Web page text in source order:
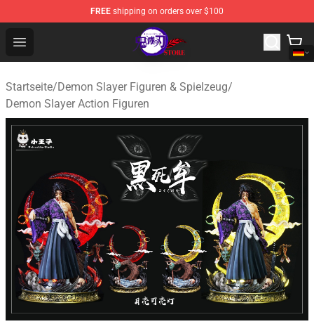
FREE shipping on orders over $100
Open menu
Kimetsu no Yaiba Store - Official Kimetsu no Yaiba
Startseite/Demon Slayer Figuren & Spielzeug/
Demon Slayer Action Figuren